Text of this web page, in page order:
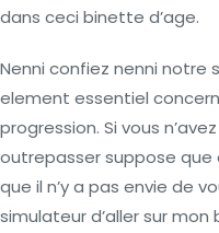
dans ceci binette d’age.
Nenni confiez nenni notre
element essentiel
progression. Si vous
outrepasser suppose
que il n’y a pas envie de
simulateur d’aller sur